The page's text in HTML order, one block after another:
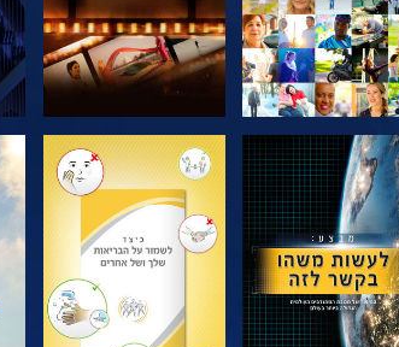
בדוק את הסדרה בדוק את הסדרה